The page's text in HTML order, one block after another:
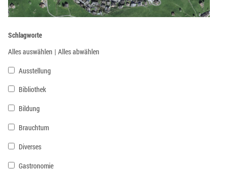
Schlagworte
Alles auswählen | Alles abwählen
Ausstellung
Bibliothek
Bildung
Brauchtum
Diverses
Gastronomie